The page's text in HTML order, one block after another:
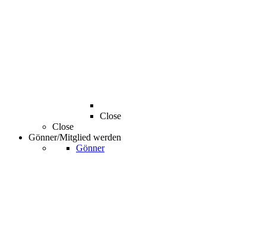
Close
Close
Gönner/Mitglied werden
Gönner